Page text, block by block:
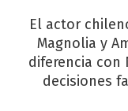
El actor
Magnolia y
diferencia con
decisiones